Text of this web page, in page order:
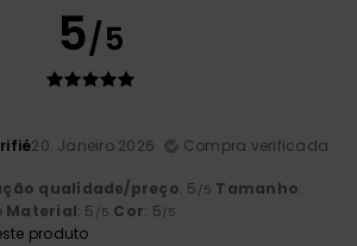
5/5
20. Janeiro 2026
Compra verificada
qualidade/preço: 5 /5 Tamanho:
Material: 5 /5 Cor: 5/5
produto